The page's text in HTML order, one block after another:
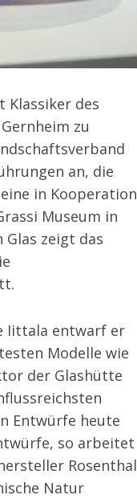
Klassiker des
Gernheim zu
an, die
in Kooperation
Museum in
zeigt das
Iittala entwarf er
Modelle wie
der Glashütte
Entwürfe heute
so arbeitet
Rosenthal
Natur